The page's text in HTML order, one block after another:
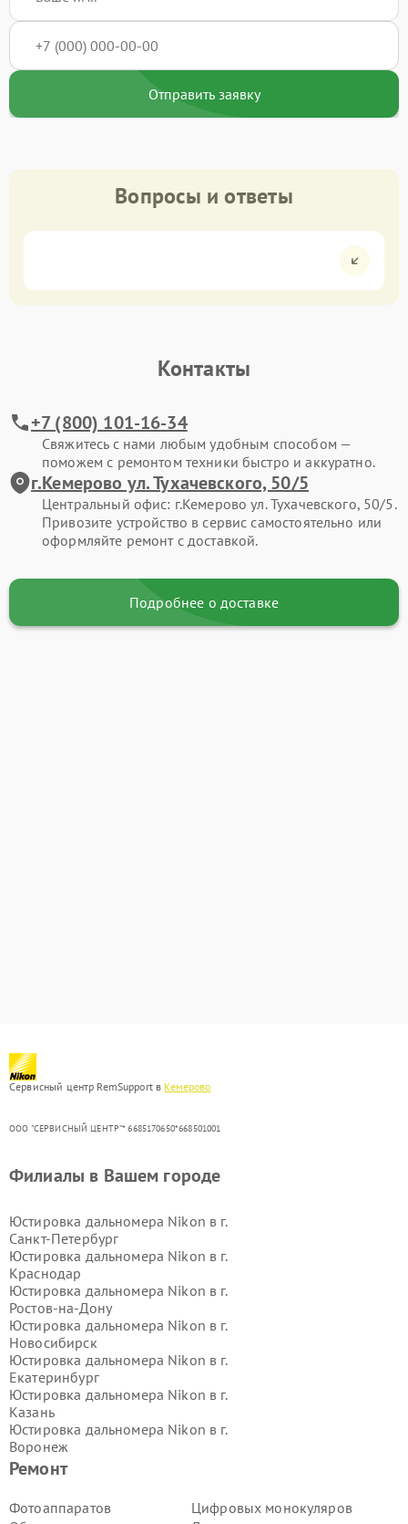
Отправить заявку
Вопросы и ответы
Контакты
+7 (800) 101-16-34
Свяжитесь с нами любым удобным способом —
поможем с ремонтом техники быстро и аккуратно.
г.Кемерово ул. Тухачевского, 50/5
Центральный офис: г.Кемерово ул. Тухачевского, 50/5.
Привозите устройство в сервис самостоятельно или
оформляйте ремонт с доставкой.
Подробнее о доставке
Сервисный центр RemSupport в Кемерово
ООО "СЕРВИСНЫЙ ЦЕНТР"* 6685170650*668501001
Ремонт
Фотоаппаратов
Цифровых монокуляров
Филиалы в Вашем городе
Юстировка дальномера Nikon в г.
Санкт-Петербург
Юстировка дальномера Nikon в г.
Краснодар
Юстировка дальномера Nikon в г.
Ростов-на-Дону
Юстировка дальномера Nikon в г.
Новосибирск
Юстировка дальномера Nikon в г.
Екатеринбург
Юстировка дальномера Nikon в г.
Казань
Юстировка дальномера Nikon в г.
Воронеж
Юстировка дальномера Nikon в г.
Юстировка дальномера Nikon в г.
Самара